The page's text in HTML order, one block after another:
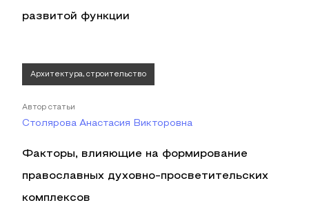
развитой функции
Архитектура, строительство
Автор статьи
Столярова Анастасия Викторовна
Факторы, влияющие на формирование
православных духовно-просветительских
комплексов